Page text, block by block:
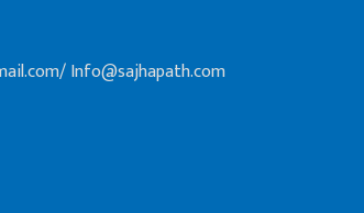
/Info@sajhapath.com